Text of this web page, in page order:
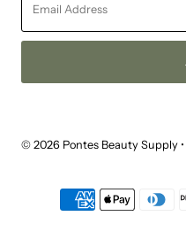
Address
© 2026 Pontes Beauty Supply •